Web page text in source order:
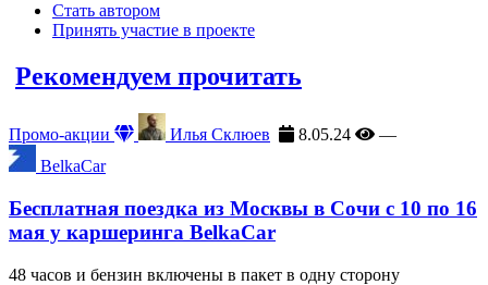
Стать автором
Принять участие в проекте
Рекомендуем прочитать
Промо-акции Илья Склюев 8.05.24
—
BelkaCar
Бесплатная поездка из Москвы в Сочи с 10 по 16
мая у каршеринга BelkaCar
48 часов и бензин включены в пакет в одну сторону